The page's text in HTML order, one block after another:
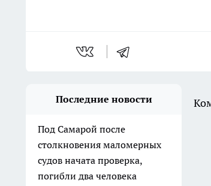
Последние новости
Под Самарой после
столкновения маломерных
судов начата проверка,
погибли два человека